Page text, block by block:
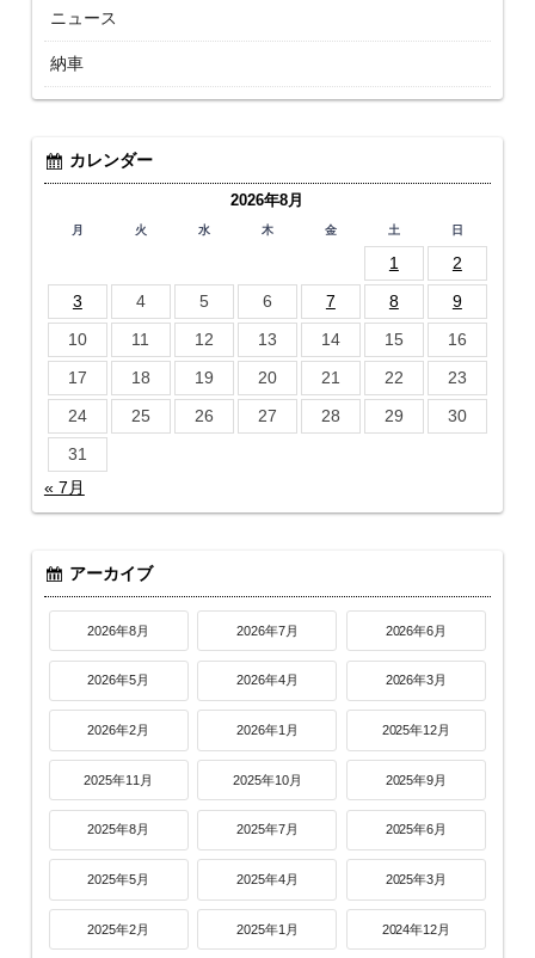
ニュース
納車
カレンダー
2026年8月
月 火 水 木 金 土 日
1
2
3
4 5 6 7 8
9
10
11 12 13 14 15
16
17
18 19 20 21 22
23
24
25 26 27 28 29
30
31
« 7月
アーカイブ
2026年8月 2026年7月 2026年6月
2026年5月 2026年4月 2026年3月
2026年2月 2026年1月 2025年12月
2025年11月 2025年10月 2025年9月
2025年8月 2025年7月 2025年6月
2025年5月 2025年4月 2025年3月
2025年2月 2025年1月 2024年12月